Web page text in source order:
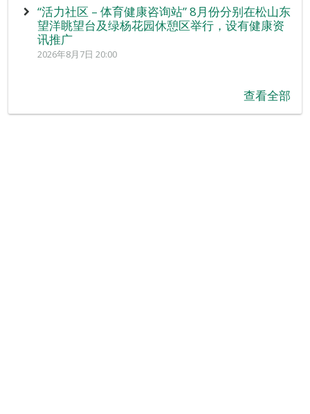
“活力社区 – 体育健康咨询站” 8月份分别在松山东
望洋眺望台及绿杨花园休憩区举行，设有健康资
讯推广
2026年8月7日 20:00
查看全部